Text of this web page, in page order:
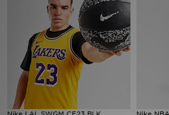
Kids
Collecties
Voetbal